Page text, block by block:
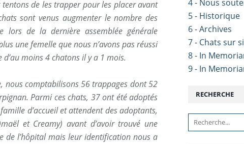
de les trapper pour les placer avant
sont venus augmenter le nombre des
lors de la dernière assemblée générale
une femelle que nous n’avons pas réussi
moins 4 chatons il y a 1 mois.
nous comptabilisons 56 trappages dont 52
Parmi ces chats, 37 ont été adoptés
d’accueil et attendent des adoptants,
et Creamy) avant d’avoir trouvé une
de l’hôpital mais leur identification nous a
RECHERCHE
4 - Nous
5 - Historique
6 - Archives
7 - Chats sur
8 - In
9 - In